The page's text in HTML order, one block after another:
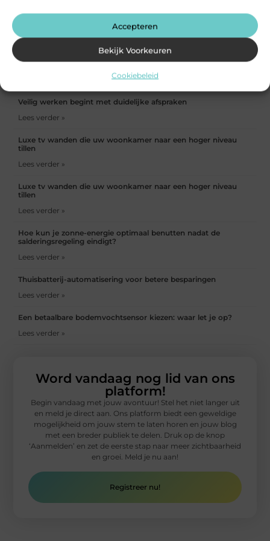
Accepteren
Bekijk Voorkeuren
Cookiebeleid
Kredietverzekering voor
exporteurs: bescherm uw
Waarom de juiste
installatie
Veilig werken begint met duidelijke afspraken
Lees verder »
Luxe tv wanden die uw woonkamer naar een hoger niveau
tillen
Lees verder »
Luxe tv wanden die uw woonkamer naar een hoger niveau
tillen
Lees verder »
Hoe kun je zonne-energie optimaal benutten nadat de
salderingsregeling eindigt?
Lees verder »
Thuisbatterij-automatisering voor betere besparingen
Lees verder »
Een betaalbare bodemvochtsensor kiezen: waar let je op?
Lees verder »
Word vandaag nog lid van ons
platform!
Begin vandaag met jouw avontuur! Stel het niet langer uit
en meld je direct aan. Ons platform biedt een geweldige
mogelijkheid om jouw stem te laten horen en jouw blog
met een breder publiek te delen. Druk op de knop
‘Aanmelden’ en zet de eerste stap naar meer zichtbaarheid
en groei. Meld je nu aan!
Registreer nu!